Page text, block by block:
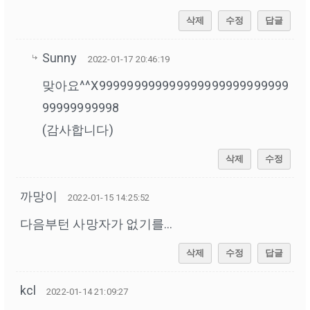
삭제 수정 답글
Sunny 2022-01-17 20:46:19
맞아요^^X999999999999999999999999999
99999999998
(감사합니다)
삭제 수정
까망이 2022-01-15 14:25:52
다음부턴 사망자가 없기를...
삭제 수정 답글
kcl 2022-01-14 21:09:27